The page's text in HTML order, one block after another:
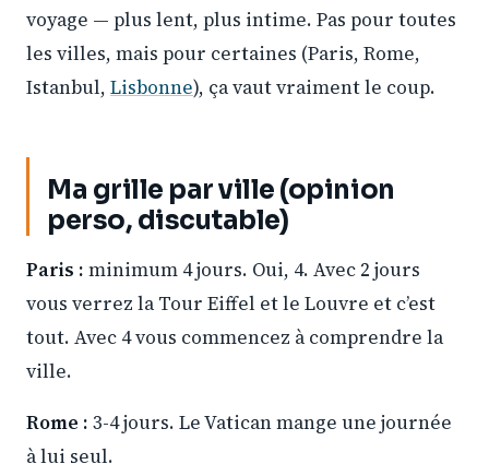
voyage — plus lent, plus intime. Pas pour toutes
les villes, mais pour certaines (Paris, Rome,
Istanbul, Lisbonne), ça vaut vraiment le coup.
Ma grille par ville (opinion
perso, discutable)
Paris : minimum 4 jours. Oui, 4. Avec 2 jours
vous verrez la Tour Eiffel et le Louvre et c’est
tout. Avec 4 vous commencez à comprendre la
ville.
Rome : 3-4 jours. Le Vatican mange une journée
à lui seul.